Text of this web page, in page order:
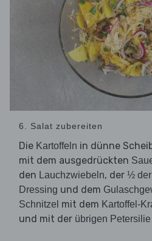
6. Salat zubereiten
Die Kartoffeln in dünne
mit dem ausgedrückten
den Lauchzwiebeln, der ½ der
Dressing und dem
Schnitzel mit dem Kartoffel-
und mit der übrigen Petersilie